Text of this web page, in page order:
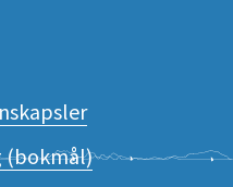
(bokmål)